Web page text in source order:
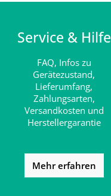
Service & Hilfe
FAQ, Infos zu
Gerätezustand,
Lieferumfang,
Zahlungsarten,
Versandkosten und
Herstellergarantie
Mehr erfahren